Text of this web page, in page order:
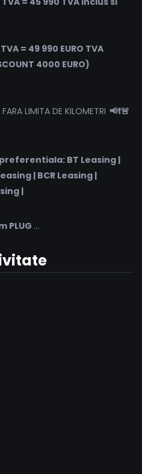
TVA = 49 990 EURO TVA
4000 EURO)
LIMITA DE KILOMETRI 📢❗🚨
preferentiala: BT Leasing |
| BCR Leasing |
|
PLUG ...